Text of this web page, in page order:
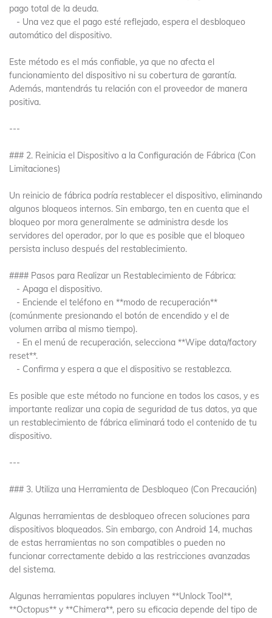
pago total de la deuda.
- Una vez que el pago esté reflejado, espera el desbloqueo
automático del dispositivo.
Este método es el más confiable, ya que no afecta el
funcionamiento del dispositivo ni su cobertura de garantía.
Además, mantendrás tu relación con el proveedor de manera
positiva.
---
### 2. Reinicia el Dispositivo a la Configuración de Fábrica (Con
Limitaciones)
Un reinicio de fábrica podría restablecer el dispositivo, eliminando
algunos bloqueos internos. Sin embargo, ten en cuenta que el
bloqueo por mora generalmente se administra desde los
servidores del operador, por lo que es posible que el bloqueo
persista incluso después del restablecimiento.
#### Pasos para Realizar un Restablecimiento de Fábrica:
- Apaga el dispositivo.
- Enciende el teléfono en **modo de recuperación**
(comúnmente presionando el botón de encendido y el de
volumen arriba al mismo tiempo).
- En el menú de recuperación, selecciona **Wipe data/factory
reset**.
- Confirma y espera a que el dispositivo se restablezca.
Es posible que este método no funcione en todos los casos, y es
importante realizar una copia de seguridad de tus datos, ya que
un restablecimiento de fábrica eliminará todo el contenido de tu
dispositivo.
---
### 3. Utiliza una Herramienta de Desbloqueo (Con Precaución)
Algunas herramientas de desbloqueo ofrecen soluciones para
dispositivos bloqueados. Sin embargo, con Android 14, muchas
de estas herramientas no son compatibles o pueden no
funcionar correctamente debido a las restricciones avanzadas
del sistema.
Algunas herramientas populares incluyen **Unlock Tool**,
**Octopus** y **Chimera**, pero su eficacia depende del tipo de